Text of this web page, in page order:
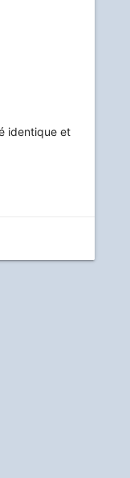
identique et